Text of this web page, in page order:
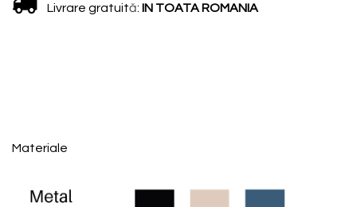
Livrare gratuită: IN TOATA ROMANIA
Materiale